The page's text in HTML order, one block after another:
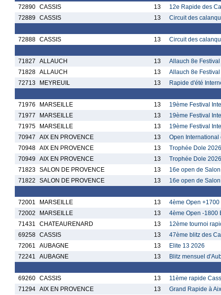
72890 CASSIS 13
12e Rapide des
72889
CASSIS 13 Circuit des
72888 CASSIS 13 Circuit des
71827 ALLAUCH 13
Allauch 8e
71828 ALLAUCH 13
Allauch 8e
72713
MEYREUIL 13 Rapide d'été
71976 MARSEILLE 13
19ème Festival
71977
MARSEILLE 13
19ème Festival
71975
MARSEILLE 13
19ème Festival
70947
AIX EN PROVENCE 13
Open International
70948 AIX EN PROVENCE 13
Trophée Dole
70949
AIX EN PROVENCE 13
Trophée Dole
71823 SALON DE PROVENCE 13
16e open de
71822
SALON DE PROVENCE 13 16e open de
72001 MARSEILLE 13
4ème Open
72002
MARSEILLE 13
4ème Open -1800
71431
CHATEAURENARD 13
12ème tournoi
69258 CASSIS 13
47ème blitz des
72061
AUBAGNE 13
Elite 13 2026
72241
AUBAGNE 13 Blitz mensuel
69260 CASSIS 13
11ème rapide
71294 AIX EN PROVENCE 13
Grand Rapide à